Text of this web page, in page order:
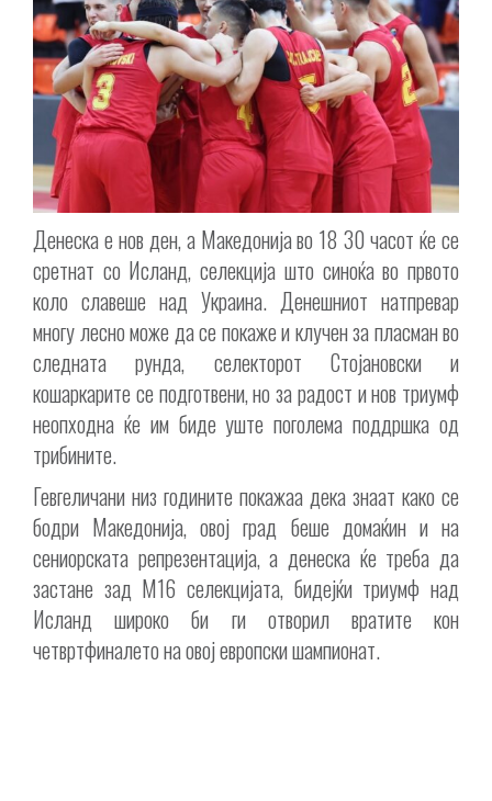
Денеска е нов ден, а Македонија во 18 30 часот ќе се
сретнат со Исланд, селекција што синоќа во првото
коло славеше над Украина. Денешниот натпревар
многу лесно може да се покаже и клучен за пласман во
следната рунда, селекторот Стојановски и
кошаркарите се подготвени, но за радост и нов триумф
неопходна ќе им биде уште поголема поддршка од
трибините.
Гевгеличани низ годините покажаа дека знаат како се
бодри Македонија, овој град беше домаќин и на
сениорската репрезентација, а денеска ќе треба да
застане зад М16 селекцијата, бидејќи триумф над
Исланд широко би ги отворил вратите кон
четвртфиналето на овој европски шампионат.